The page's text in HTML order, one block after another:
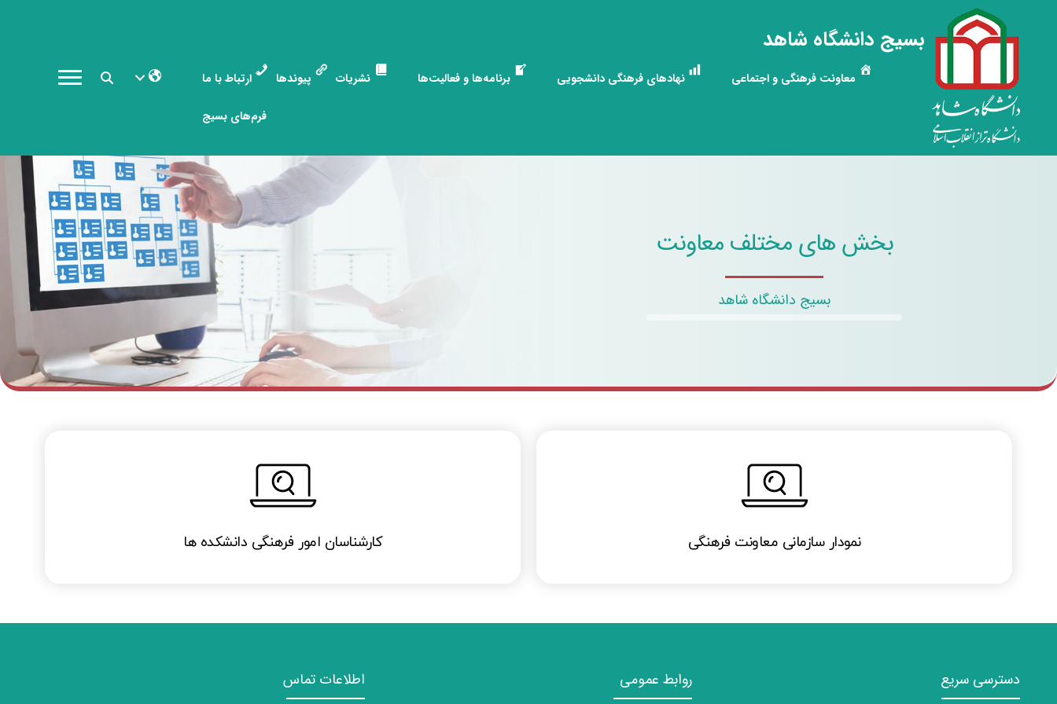
بسیج دانشگاه شاهد
معاونت فرهنگی و اجتماعی نهادهای فرهنگی دانشجویی برنامه‌ها و فعالیت‌ها نشریات پیوندها ارتباط با ما
فرم‌های بسیج
بخش های مختلف معاونت
بسیج دانشگاه شاهد
نمودار سازمانی معاونت فرهنگی کارشناسان امور فرهنگی دانشکده ها
دسترسی سریع روابط عمومی اطلاعات تماس